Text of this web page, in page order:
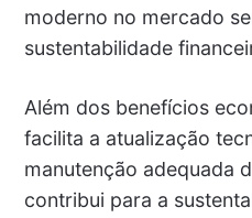
moderno no mercado
sustentabilidade
Além dos benefícios
facilita a atualização
manutenção adequada
contribui para a